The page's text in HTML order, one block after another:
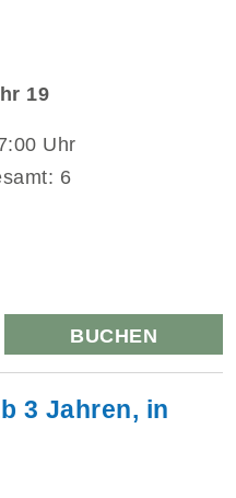
19
Uhr
6
BUCHEN
3 Jahren, in